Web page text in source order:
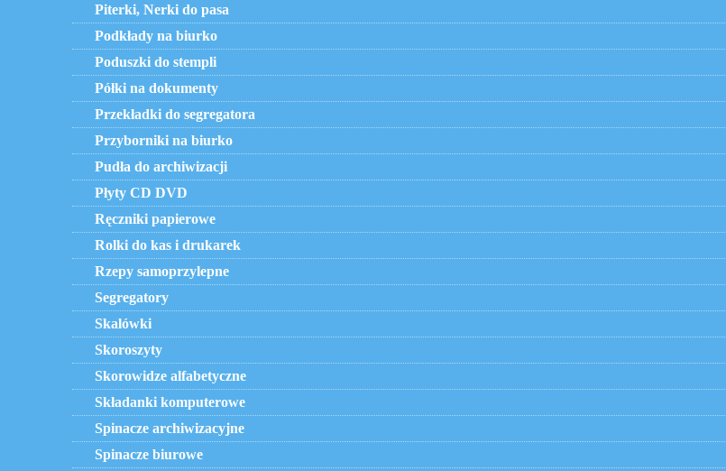
Piterki, Nerki do pasa
Podkłady na biurko
Poduszki do stempli
Półki na dokumenty
Przekładki do segregatora
Przyborniki na biurko
Pudła do archiwizacji
Płyty CD DVD
Ręczniki papierowe
Rolki do kas i drukarek
Rzepy samoprzylepne
Segregatory
Skalówki
Skoroszyty
Skorowidze alfabetyczne
Składanki komputerowe
Spinacze archiwizacyjne
Spinacze biurowe